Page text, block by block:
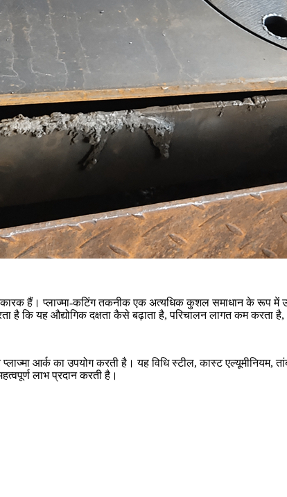
कारक हैं। प्लाज्मा-कटिंग तकनीक एक अत्यधिक कुशल समाधान के रूप में
कि यह औद्योगिक दक्षता कैसे बढ़ाता है, परिचालन लागत कम करता है,
आर्क का उपयोग करती है। यह विधि स्टील,कास्ट एल्यूमीनियम,
लाभ प्रदान करती है।